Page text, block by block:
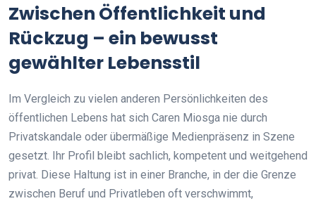
Zwischen Öffentlichkeit und
Rückzug – ein bewusst
gewählter Lebensstil
Im Vergleich zu vielen anderen Persönlichkeiten des
öffentlichen Lebens hat sich Caren Miosga nie durch
Privatskandale oder übermäßige Medienpräsenz in Szene
gesetzt. Ihr Profil bleibt sachlich, kompetent und weitgehend
privat. Diese Haltung ist in einer Branche, in der die Grenze
zwischen Beruf und Privatleben oft verschwimmt,